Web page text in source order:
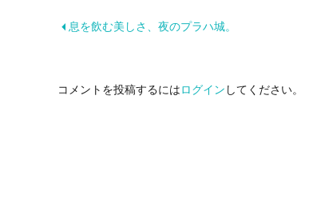
息を飲む美しさ、夜のプラハ城。
コメントを投稿するにはログイン してください。